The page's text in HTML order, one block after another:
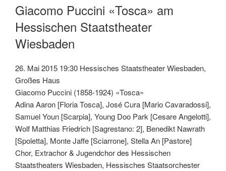
Giacomo Puccini «Tosca» am
Hessischen Staatstheater
Wiesbaden
26. Mai 2015 19:30 Hessisches Staatstheater Wiesbaden,
Großes Haus
Giacomo Puccini (1858-1924) «Tosca»
Adina Aaron [Floria Tosca], José Cura [Mario Cavaradossi],
Samuel Youn [Scarpia], Young Doo Park [Cesare Angelotti],
Wolf Matthias Friedrich [Sagrestano: 2], Benedikt Nawrath
[Spoletta], Monte Jaffe [Sciarrone], Stella An [Pastore]
Chor, Extrachor & Jugendchor des Hessischen
Staatstheaters Wiesbaden, Hessisches Staatsorchester